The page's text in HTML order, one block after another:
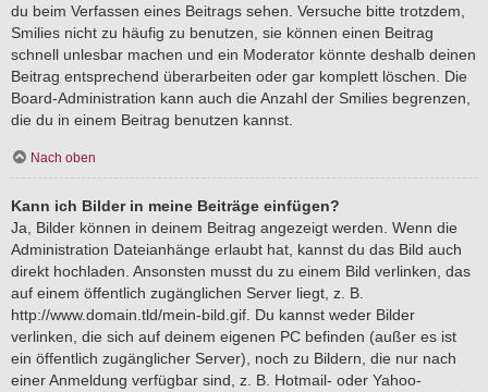
du beim Verfassen eines Beitrags sehen. Versuche bitte trotzdem,
Smilies nicht zu häufig zu benutzen, sie können einen Beitrag
schnell unlesbar machen und ein Moderator könnte deshalb deinen
Beitrag entsprechend überarbeiten oder gar komplett löschen. Die
Board-Administration kann auch die Anzahl der Smilies begrenzen,
die du in einem Beitrag benutzen kannst.
Nach oben
Kann ich Bilder in meine Beiträge einfügen?
Ja, Bilder können in deinem Beitrag angezeigt werden. Wenn die
Administration Dateianhänge erlaubt hat, kannst du das Bild auch
direkt hochladen. Ansonsten musst du zu einem Bild verlinken, das
auf einem öffentlich zugänglichen Server liegt, z. B.
http://www.domain.tld/mein-bild.gif. Du kannst weder Bilder
verlinken, die sich auf deinem eigenen PC befinden (außer es ist
ein öffentlich zugänglicher Server), noch zu Bildern, die nur nach
einer Anmeldung verfügbar sind, z. B. Hotmail- oder Yahoo-